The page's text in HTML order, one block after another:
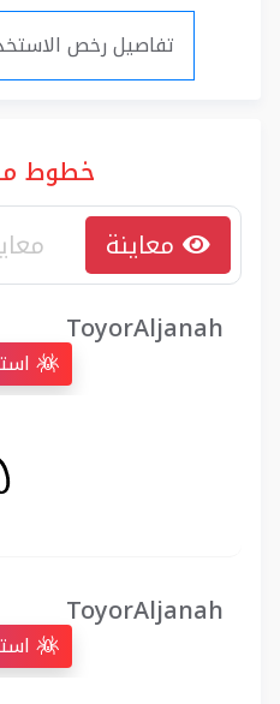
تفاصيل رخص
خطوط
ToyorAljanah
ToyorAljanah